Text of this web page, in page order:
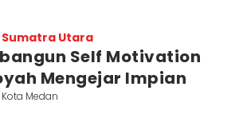
Sumatra Utara
Self Motivation
Mengejar Impian
Kota Medan